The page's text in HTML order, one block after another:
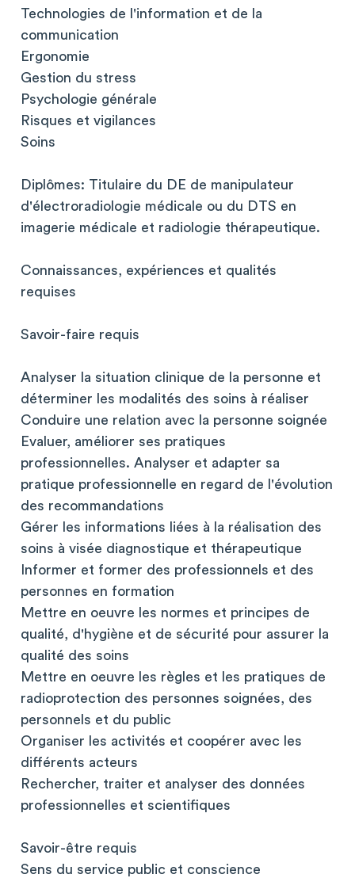
Technologies de l'information et de la
communication
Ergonomie
Gestion du stress
Psychologie générale
Risques et vigilances
Soins
Diplômes: Titulaire du DE de manipulateur
d'électroradiologie médicale ou du DTS en
imagerie médicale et radiologie thérapeutique.
Connaissances, expériences et qualités
requises
Savoir-faire requis
Analyser la situation clinique de la personne et
déterminer les modalités des soins à réaliser
Conduire une relation avec la personne soignée
Evaluer, améliorer ses pratiques
professionnelles. Analyser et adapter sa
pratique professionnelle en regard de l'évolution
des recommandations
Gérer les informations liées à la réalisation des
soins à visée diagnostique et thérapeutique
Informer et former des professionnels et des
personnes en formation
Mettre en oeuvre les normes et principes de
qualité, d'hygiène et de sécurité pour assurer la
qualité des soins
Mettre en oeuvre les règles et les pratiques de
radioprotection des personnes soignées, des
personnels et du public
Organiser les activités et coopérer avec les
différents acteurs
Rechercher, traiter et analyser des données
professionnelles et scientifiques
Savoir-être requis
Sens du service public et conscience